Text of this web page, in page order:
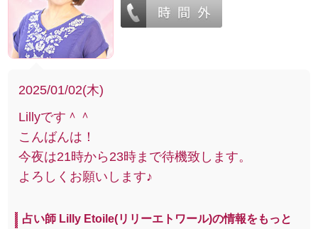
2025/01/02(木)
Lillyです＾＾
こんばんは！
今夜は21時から23時まで待機致します。
よろしくお願いします♪
占い師 Lilly Etoile(リリーエトワール)の情報をもっと